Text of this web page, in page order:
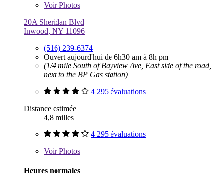
VoirPhotos
20A Sheridan Blvd
Inwood, NY 11096
(516) 239-6374
Ouvert aujourd'hui de 6h30 am à 8h pm
(1/4 mile South of Bayview Ave, East side of the road,
next to the BP Gas station)
4 295 évaluations
Distance estimée
4,8 milles
4 295 évaluations
VoirPhotos
Heures normales